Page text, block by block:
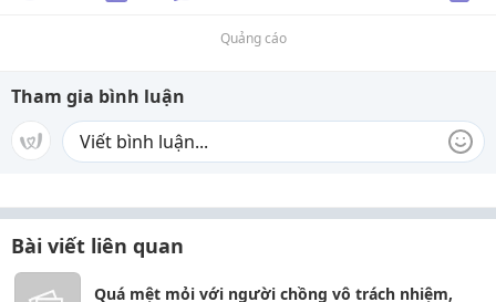
Quảng cáo
Tham gia bình luận
Bài viết liên quan
Quá mệt mỏi với người chồng vô trách nhiệm,